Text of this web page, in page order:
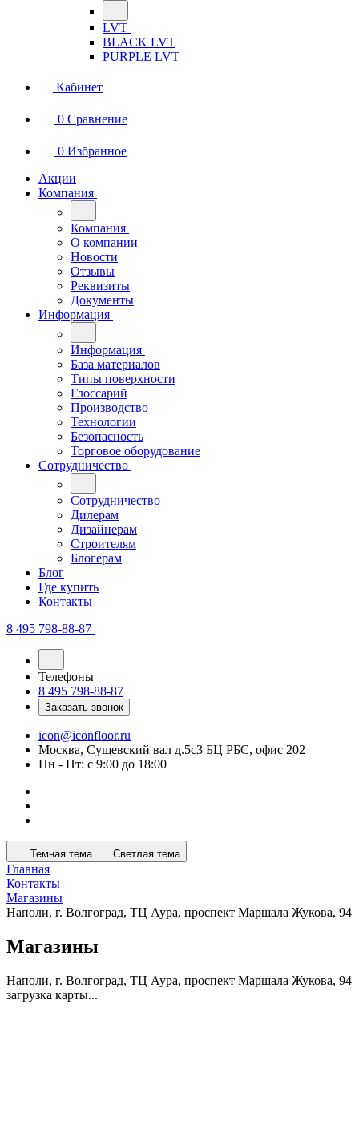
LVT
BLACK LVT
PURPLE LVT
Кабинет
0 Сравнение
0 Избранное
Акции
Компания
Компания
О компании
Новости
Отзывы
Реквизиты
Документы
Информация
Информация
База материалов
Типы поверхности
Глоссарий
Производство
Технологии
Безопасность
Торговое оборудование
Сотрудничество
Сотрудничество
Дилерам
Дизайнерам
Строителям
Блогерам
Блог
Где купить
Контакты
8 495 798-88-87
Телефоны
8 495 798-88-87
Заказать звонок
icon@iconfloor.ru
Москва, Сущевский вал д.5с3 БЦ РБС, офис 202
Пн - Пт: с 9:00 до 18:00
Темная тема Светлая тема
Главная
Контакты
Магазины
Наполи, г. Волгоград, ТЦ Аура, проспект Маршала Жукова, 94
Магазины
Наполи, г. Волгоград, ТЦ Аура, проспект Маршала Жукова, 94
загрузка карты...